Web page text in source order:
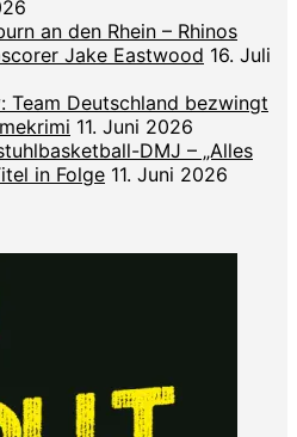
an den Rhein – Rhinos
Jake Eastwood 16. Juli
Team Deutschland bezwingt
11. Juni 2026
DMJ – „Alles
in Folge 11. Juni 2026